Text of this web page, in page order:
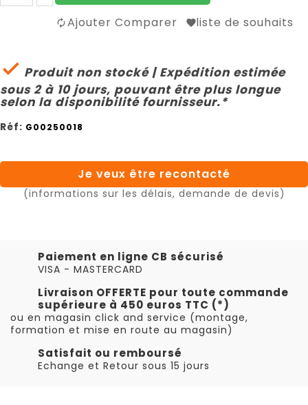
Ajouter Comparer liste de souhaits
 Produit non stocké | Expédition estimée
sous 2 à 10 jours, pouvant être plus longue
selon la disponibilité fournisseur.*
Réf: G00250018
Je veux être recontacté
(informations sur les délais, demande de devis)
Paiement en ligne CB sécurisé
VISA - MASTERCARD
Livraison OFFERTE pour toute commande
supérieure à 450 euros TTC (*)
ou en magasin click and service (montage,
formation et mise en route au magasin)
Satisfait ou remboursé
Echange et Retour sous 15 jours